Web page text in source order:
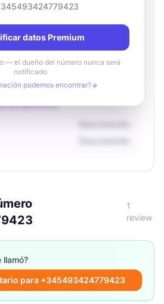
Desconocido
Desconocido
Desconocido
propietario
datos Premium
— el dueño del número nunca será
notificado
podemos encontrar?
1
review
llamó?
para +345493424779423